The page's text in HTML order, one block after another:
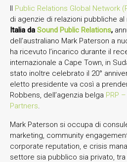
Il Public Relations Global Network
di agenzie di relazioni pubbliche al
Italia da Sound Public Relations,
dell’australiano Mark Paterson a
ha ricevuto l’incarico durante il
internazionale a Cape Town, in
stato inoltre celebrato il 20°
eletto presidente va così a
Robbens, dell’agenzia belga PRP
Partners.
Mark Paterson si occupa di
marketing, community
corporate reputation, e crisis
settore sia pubblico sia privato, tra